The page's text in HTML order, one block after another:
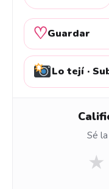
♡Guardar
Lo tejí ·
Sé
★